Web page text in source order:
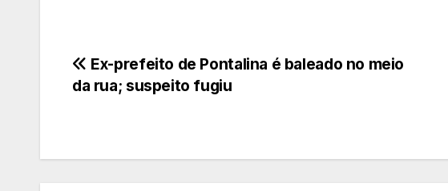
Navegação
Ex-prefeito de Pontalina é baleado no meio
da rua; suspeito fugiu